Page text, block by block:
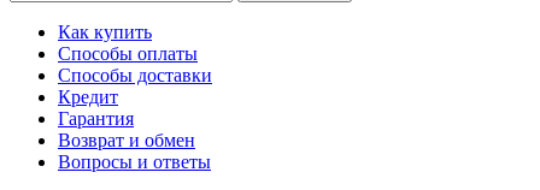
Строительная длина
Строительная длина
Характеризует максимальное
расстояние по оси трубопровода
которое занимает арматура в
смонтированном состоянии
Как купить
Способы оплаты
Способы доставки
Кредит
Гарантия
Возврат и обмен
Вопросы и ответы